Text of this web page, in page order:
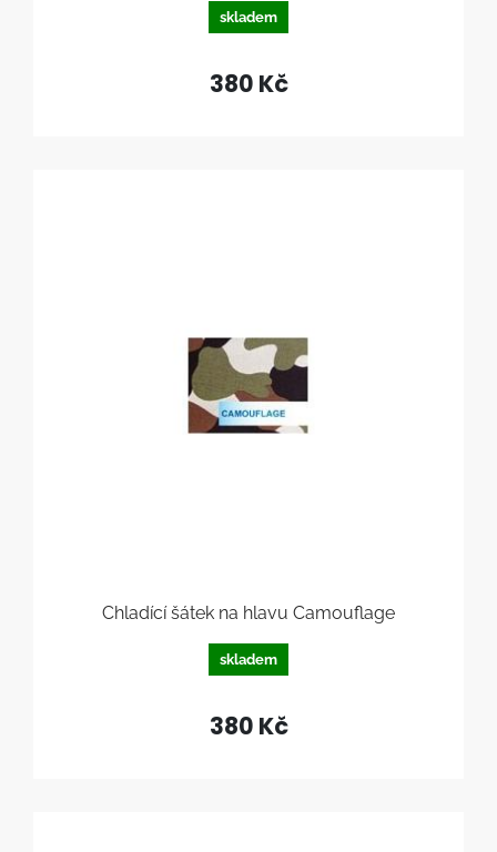
skladem
380 Kč
Chladící šátek na hlavu Camouflage
skladem
380 Kč